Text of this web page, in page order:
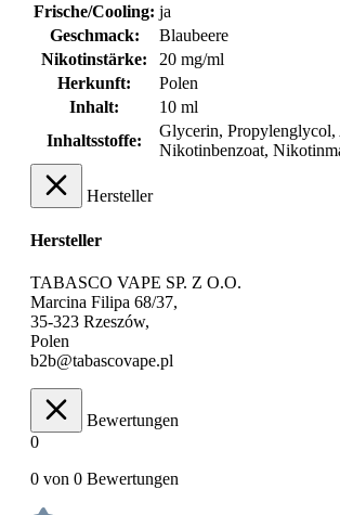
Frische/Cooling: ja
Geschmack:
Blaubeere
Nikotinstärke:
20 mg/ml
Herkunft:
Polen
Inhalt:
10 ml
Inhaltsstoffe:
Glycerin, Propylenglycol,
Nikotinbenzoat,
Hersteller
Hersteller
TABASCO VAPE SP. Z O.O.
Marcina Filipa 68/37,
35-323 Rzeszów,
Polen
b2b@tabascovape.pl
Bewertungen
0
0 von 0 Bewertungen